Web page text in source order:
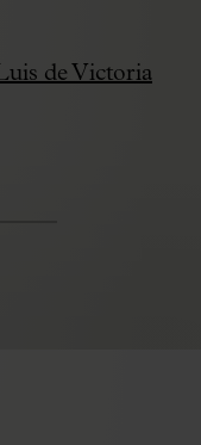
de Victoria